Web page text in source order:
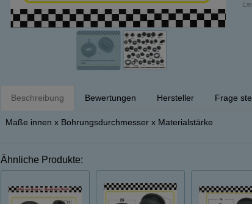
Beschreibung Bewertungen Hersteller Frage
Maße innen x Bohrungsdurchmesser x Materialstärke
Ähnliche Produkte: